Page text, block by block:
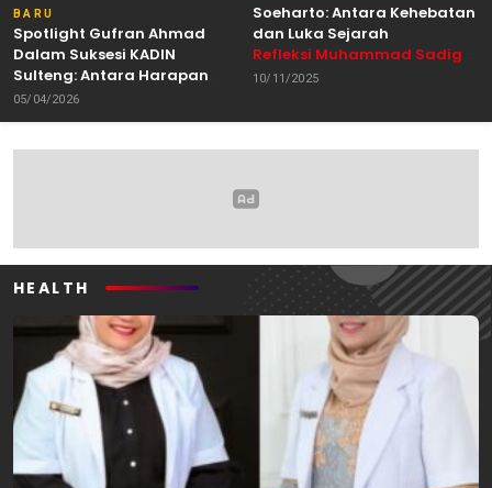
BARU
Spotlight Gufran Ahmad
Dalam Suksesi KADIN
Sulteng: Antara Harapan
dan Kebutuhan Perubahan
Oleh: Anshar Munir
05/04/2026
Soeharto: Antara Kehebatan
dan Luka Sejarah
Refleksi Muhammad Sadig
Alhabsyie, Akademisi UIN
Pemerhati Gerakan
10/11/2025
HEALTH